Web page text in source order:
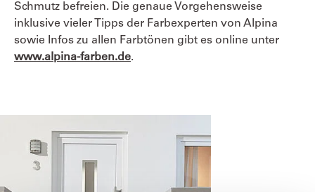
Schmutz befreien. Die genaue Vorgehensweise
inklusive vieler Tipps der Farbexperten von Alpina
sowie Infos zu allen Farbtönen gibt es online unter
www.alpina-farben.de.
Der lackierte Zaun lässt nicht